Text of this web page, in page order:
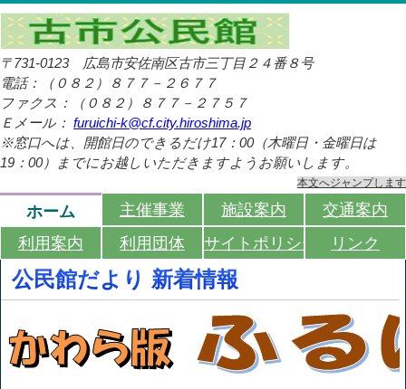
〒731-0123
広島市安佐南区古市三丁目２４番８号
電話：（０８２）８７７－２６７７
ファクス：（０８２）８７７－２７５７
Ｅメール： furuichi-k@cf.city.hiroshima.jp
※窓口へは、開館日のできるだけ17：00（木曜日・金曜日は
19：00）までにお越しいただきますようお願いします。
本文へジャンプします
ホーム 主催事業 施設案内
交通案内
利用案内
利用団体 サイトポリシー リンク
公民館だより 新着情報